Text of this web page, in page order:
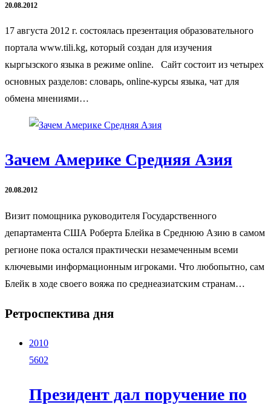
20.08.2012
17 августа 2012 г. состоялась презентация образовательного
портала www.tili.kg, который создан для изучения
кыргызского языка в режиме online. Сайт состоит из четырех
основных разделов: словарь, online-курсы языка, чат для
обмена мнениями…
Зачем Америке Средняя Азия
20.08.2012
Визит помощника руководителя Государственного
департамента США Роберта Блейка в Среднюю Азию в самом
регионе пока остался практически незамеченным всеми
ключевыми информационным игроками. Что любопытно, сам
Блейк в ходе своего вояжа по среднеазиатским странам…
Ретроспектива дня
2010
5602
Президент дал поручение по